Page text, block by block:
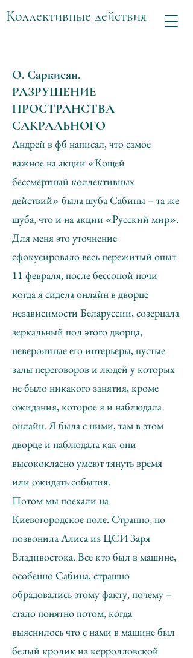
Коллективные действия
О. Саркисян.
РАЗРУШЕНИЕ
ПРОСТРАНСТВА
САКРАЛЬНОГО
Андрей в фб написал, что самое
важное на акции «Кощей
бессмертный коллективных
действий» была шуба Сабины – та же
шуба, что и на акции «Русский мир».
Для меня это уточнение
сфокусировало весь пережитый опыт
11 февраля, после бессоной ночи
когда я сидела онлайн в дворце
независимости Беларуссии, созерцала
зеркальный пол этого дворца,
невероятные его интерьеры, пустые
залы переговоров и людей у которых
не было никакого занятия, кроме
ожидания, которое я и наблюдала
онлайн. Я была с ними, там в этом
дворце и наблюдала как они
высококласно умеют тянуть время
или ожидать события.
Потом мы поехали на
Киевогородское поле. Странно, но
позвонила Алиса из ЦСИ Заря
Владивостока. Все кто был в машине,
особенно Сабина, страшно
обрадовались этому факту, почему –
стало понятно потом, когда
выяснилось что с нами в машине был
белый кролик из керролловской